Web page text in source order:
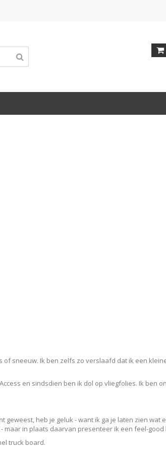
sneeuw. Ik ben zelfs zo verslaafd dat ik een
en sindsdien ben ik dol op vliegfolies. Ik ben
heb je geluk - want ik ga je laten zien wat
maar in plaats daarvan presenteer ik een feel-
truck board.